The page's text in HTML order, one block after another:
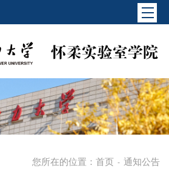
您所在的位置： 首页 - 通知公告